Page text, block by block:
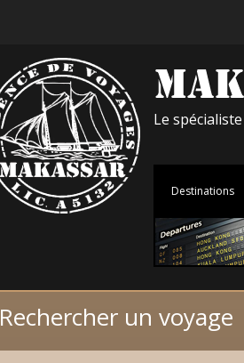
Le
Destinations
Rechercher un voyage